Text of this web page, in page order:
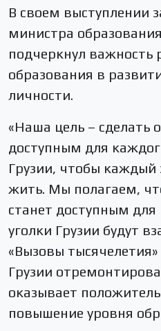
В своем выступлении
министра
подчеркнул важность
образования в
личности.
«Наша цель – сделать
доступным для
Грузии, чтобы каждый
жить. Мы полагаем,
станет доступным для
уголки Грузии будут
«Вызовы
Грузии
оказывает
повышение уровня